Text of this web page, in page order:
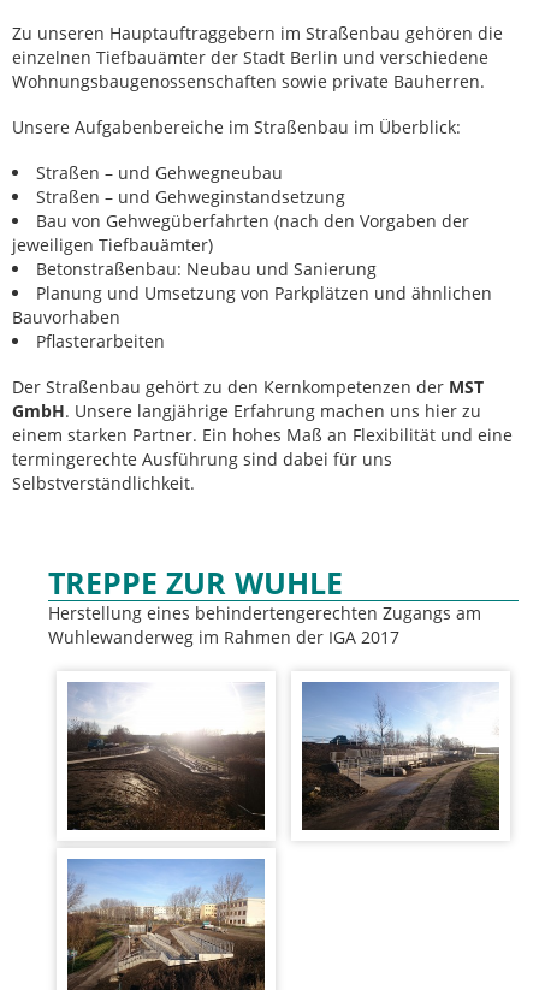
Zu unseren Hauptauftraggebern im Straßenbau gehören die
einzelnen Tiefbauämter der Stadt Berlin und verschiedene
Wohnungsbaugenossenschaften sowie private Bauherren.
Unsere Aufgabenbereiche im Straßenbau im Überblick:
Straßen – und Gehwegneubau
Straßen – und Gehweginstandsetzung
Bau von Gehwegüberfahrten (nach den Vorgaben der
jeweiligen Tiefbauämter)
Betonstraßenbau: Neubau und Sanierung
Planung und Umsetzung von Parkplätzen und ähnlichen
Bauvorhaben
Pflasterarbeiten
Der Straßenbau gehört zu den Kernkompetenzen der MST
GmbH. Unsere langjährige Erfahrung machen uns hier zu
einem starken Partner. Ein hohes Maß an Flexibilität und eine
termingerechte Ausführung sind dabei für uns
Selbstverständlichkeit.
TREPPE ZUR WUHLE
Herstellung eines behindertengerechten Zugangs am
Wuhlewanderweg im Rahmen der IGA 2017